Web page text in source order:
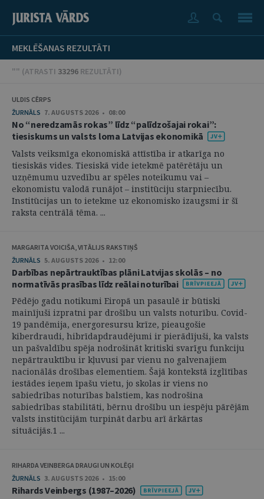
MEKLĒŠANAS REZULTĀTI
"" (ATRASTI 33296 REZULTĀTI)
ULDIS CĒRPS
ŽURNĀLS 7. AUGUSTS 2026 • 08:00
No “neredzamās rokas” līdz “palīdzošajai rokai”:
tiesiskums un valsts loma Latvijas ekonomikā
Valsts veiksmīga ekonomiskā attīstība ir atkarīga no
tiesiskās vides. Tiesiskā vide ietekmē patērētāju un
uzņēmumu uzvedību ar spēles noteikumu vai –
ekonomistu valodā runājot – institūciju starpniecību.
Institūcijas un to ietekme uz ekonomisko izaugsmi ir šī
raksta centrālā tēma. ...
MARGARITA VOICIŠA, VITĀLIJS RAKSTIŅŠ
ŽURNĀLS 5. AUGUSTS 2026 • 12:00
Darbības nepārtrauktības plāni Latvijas skolās – no
normatīvās prasības līdz reālai noturībai
Pēdējo gadu notikumi Eiropā un pasaulē ir būtiski
mainījuši izpratni par drošību un valsts noturību. Covid-
19 pandēmija, energoresursu krīze, pieaugošie
kiberdraudi, hibrīdapdraudējumi ir pierādījuši, ka valsts
un pašvaldību spēja nodrošināt kritiski svarīgu funkciju
nepārtrauktību ir kļuvusi par vienu no galvenajiem
nacionālās drošības elementiem. Šajā kontekstā izglītības
iestādes ieņem īpašu vietu, jo skolas ir viens no
sabiedrības noturības balstiem, kas nodrošina
sabiedrības stabilitāti, bērnu drošību un iespēju pārējām
valsts institūcijām turpināt darbu arī ārkārtas
situācijās.1 ...
RIHARDA VEINBERGA DRAUGI UN KOLĒĢI
ŽURNĀLS 3. AUGUSTS 2026 • 15:00
Rihards Veinbergs (1987–2026)